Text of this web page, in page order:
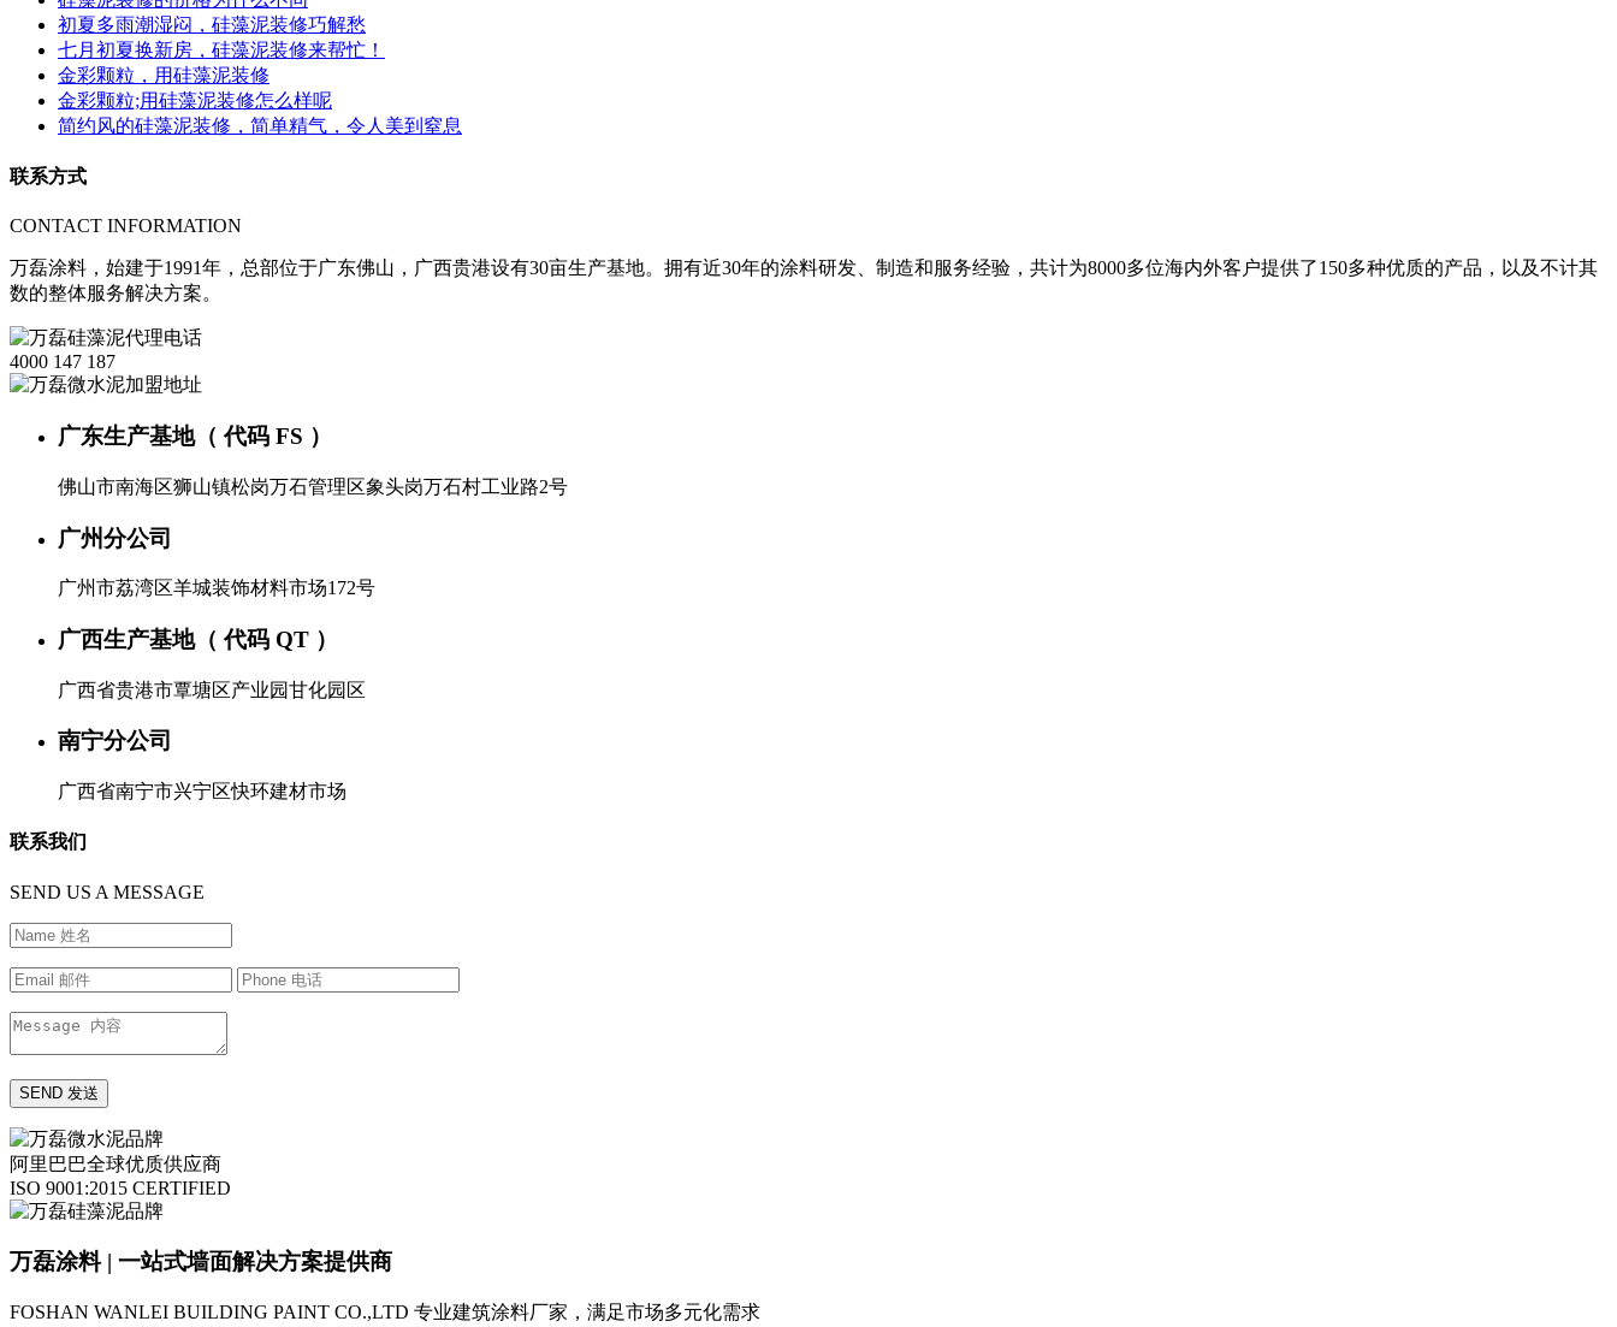
初夏多雨潮湿闷，硅藻泥装修巧解愁
七月初夏换新房，硅藻泥装修来帮忙！
金彩颗粒，用硅藻泥装修
金彩颗粒;用硅藻泥装修怎么样呢
简约风的硅藻泥装修，简单精气，令人美到窒息
联系方式
CONTACT INFORMATION
万磊涂料，始建于1991年，总部位于广东佛山，广西贵港设有30亩生产基地。拥有近30年的涂料研发、制造和服务经验，共计为8000多位海内外客户提供了150多种优质的产品，以及不计其
数的整体服务解决方案。
4000 147 187
广东生产基地（ 代码 FS ）
佛山市南海区狮山镇松岗万石管理区象头岗万石村工业路2号
广州分公司
广州市荔湾区羊城装饰材料市场172号
广西生产基地（ 代码 QT ）
广西省贵港市覃塘区产业园甘化园区
南宁分公司
广西省南宁市兴宁区快环建材市场
联系我们
SEND US A MESSAGE
阿里巴巴全球优质供应商
ISO 9001:2015 CERTIFIED
万磊涂料 | 一站式墙面解决方案提供商
FOSHAN WANLEI BUILDING PAINT CO.,LTD 专业建筑涂料厂家，满足市场多元化需求